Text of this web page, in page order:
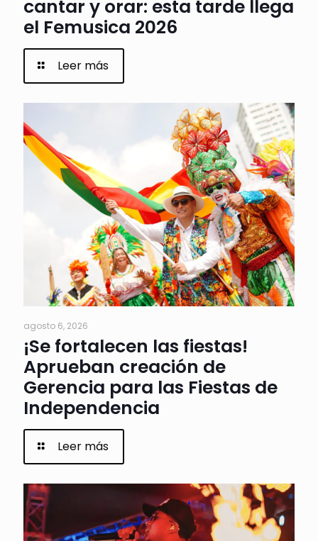
cantar y orar: esta tarde llega
el Femusica 2026
Leer más
agosto 6, 2026
¡Se fortalecen las fiestas!
Aprueban creación de
Gerencia para las Fiestas de
Independencia
Leer más